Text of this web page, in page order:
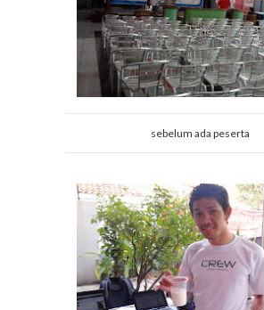
sebelum ada peserta